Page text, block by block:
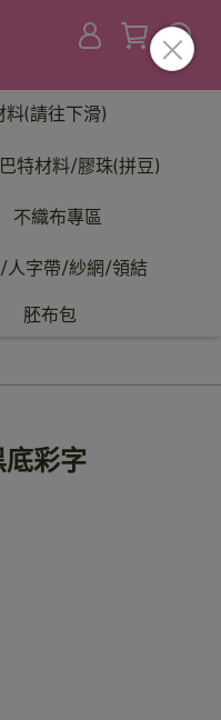
料(請往下滑)
特材料/膠珠(拼豆)
不織布專區
字帶/紗網/領結
胚布包
彩字